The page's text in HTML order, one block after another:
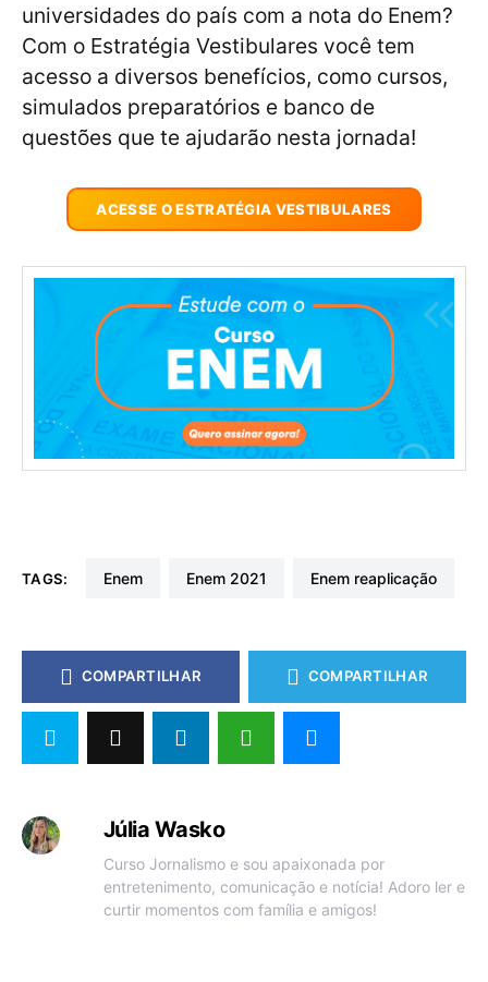
universidades do país com a nota do Enem?
Com o Estratégia Vestibulares você tem
acesso a diversos benefícios, como cursos,
simulados preparatórios e banco de
questões que te ajudarão nesta jornada!
ACESSE O ESTRATÉGIA VESTIBULARES
TAGS: enem enem 2021 enem reaplicação
COMPARTILHAR COMPARTILHAR
Júlia Wasko
Curso Jornalismo e sou apaixonada por
entretenimento, comunicação e notícia! Adoro ler e
curtir momentos com família e amigos!